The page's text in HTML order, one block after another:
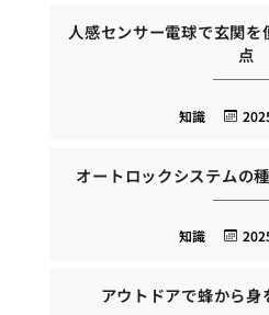
人感センサー電球で玄関
点
知識
オートロックシステムの
知識
アウトドアで蜂から